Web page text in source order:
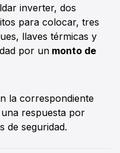
inverter, dos
para colocar, tres
llaves térmicas y
por un monto de
la correspondiente
respuesta por
de seguridad.